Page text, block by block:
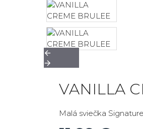
VANILLA
Malá sviečka